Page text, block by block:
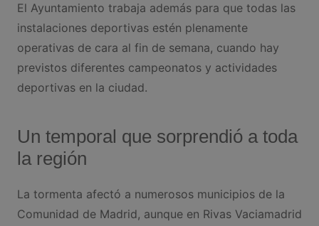
El Ayuntamiento trabaja además para que todas las
instalaciones deportivas estén plenamente
operativas de cara al fin de semana, cuando hay
previstos diferentes campeonatos y actividades
deportivas en la ciudad.
Un temporal que sorprendió a toda
la región
La tormenta afectó a numerosos municipios de la
Comunidad de Madrid, aunque en Rivas Vaciamadrid